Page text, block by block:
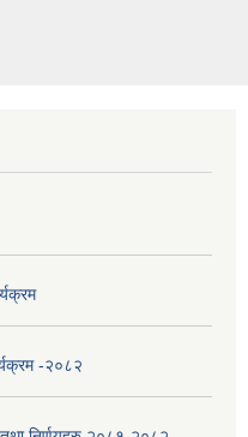
-२०८२